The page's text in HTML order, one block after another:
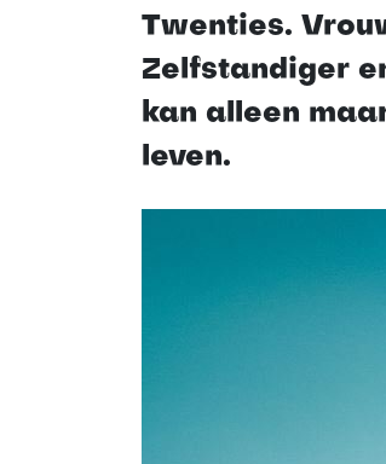
Twenties.
Zelfstandiger
kan alleen
leven.